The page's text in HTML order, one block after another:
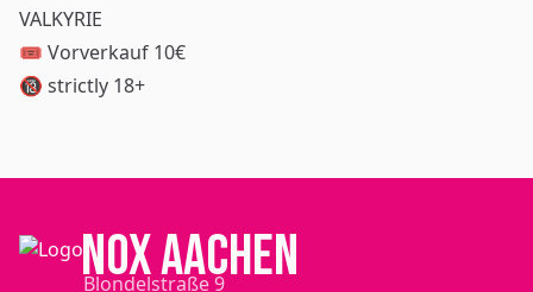
VALKYRIE
🎟️ Vorverkauf 10€
🔞 strictly 18+
NOX Aachen
Blondelstraße 9